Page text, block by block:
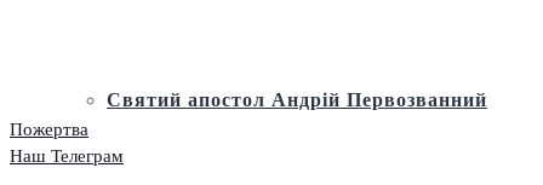
Святий апостол Андрій Первозванний
Пожертва
Наш Телеграм